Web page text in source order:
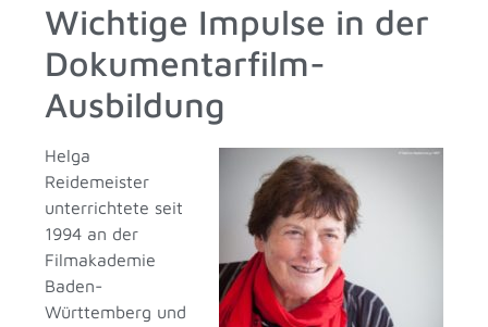
Wichtige Impulse in der
Dokumentarfilm-
Ausbildung
Helga
Reidemeister
unterrichtete seit
1994 an der
Filmakademie
Baden-
Württemberg und